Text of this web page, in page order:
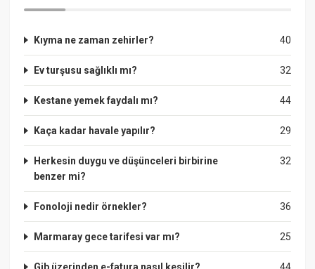
40
Kıyma ne zaman zehirler?
32
Ev turşusu sağlıklı mı?
44
Kestane yemek faydalı mı?
29
Kaça kadar havale yapılır?
32
Herkesin duygu ve düşünceleri birbirine
benzer mi?
36
Fonoloji nedir örnekler?
25
Marmaray gece tarifesi var mı?
44
Gib üzerinden e-fatura nasıl kesilir?